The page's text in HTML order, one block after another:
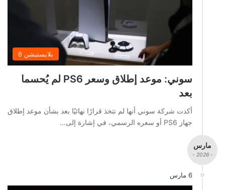
بلايستيشن 6
سوني: موعد إطلاق وسعر PS6 لم يُحسما
بعد
أكدت شركة سوني أنها لم تتخذ قرارًا نهائيًا بعد بشأن موعد إطلاق
جهاز PS6 أو سعره الرسمي، في إشارة إلى…
مارس
- 2026 -
6 مارس